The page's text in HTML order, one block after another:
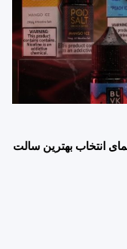
انتخاب بهترین سالت